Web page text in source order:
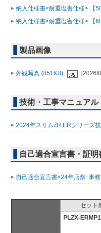
納入仕様書<耐重塩害仕様> 【
納入仕様書<耐重塩害仕様> 【
製品画像
外観写真 (851KB) [2026/
技術・工事マニュアル
2024年スリムZR,ERシリーズ
自己適合宣言書・証明
自己適合宣言書<24年店舗･事務
セット
PLZX-